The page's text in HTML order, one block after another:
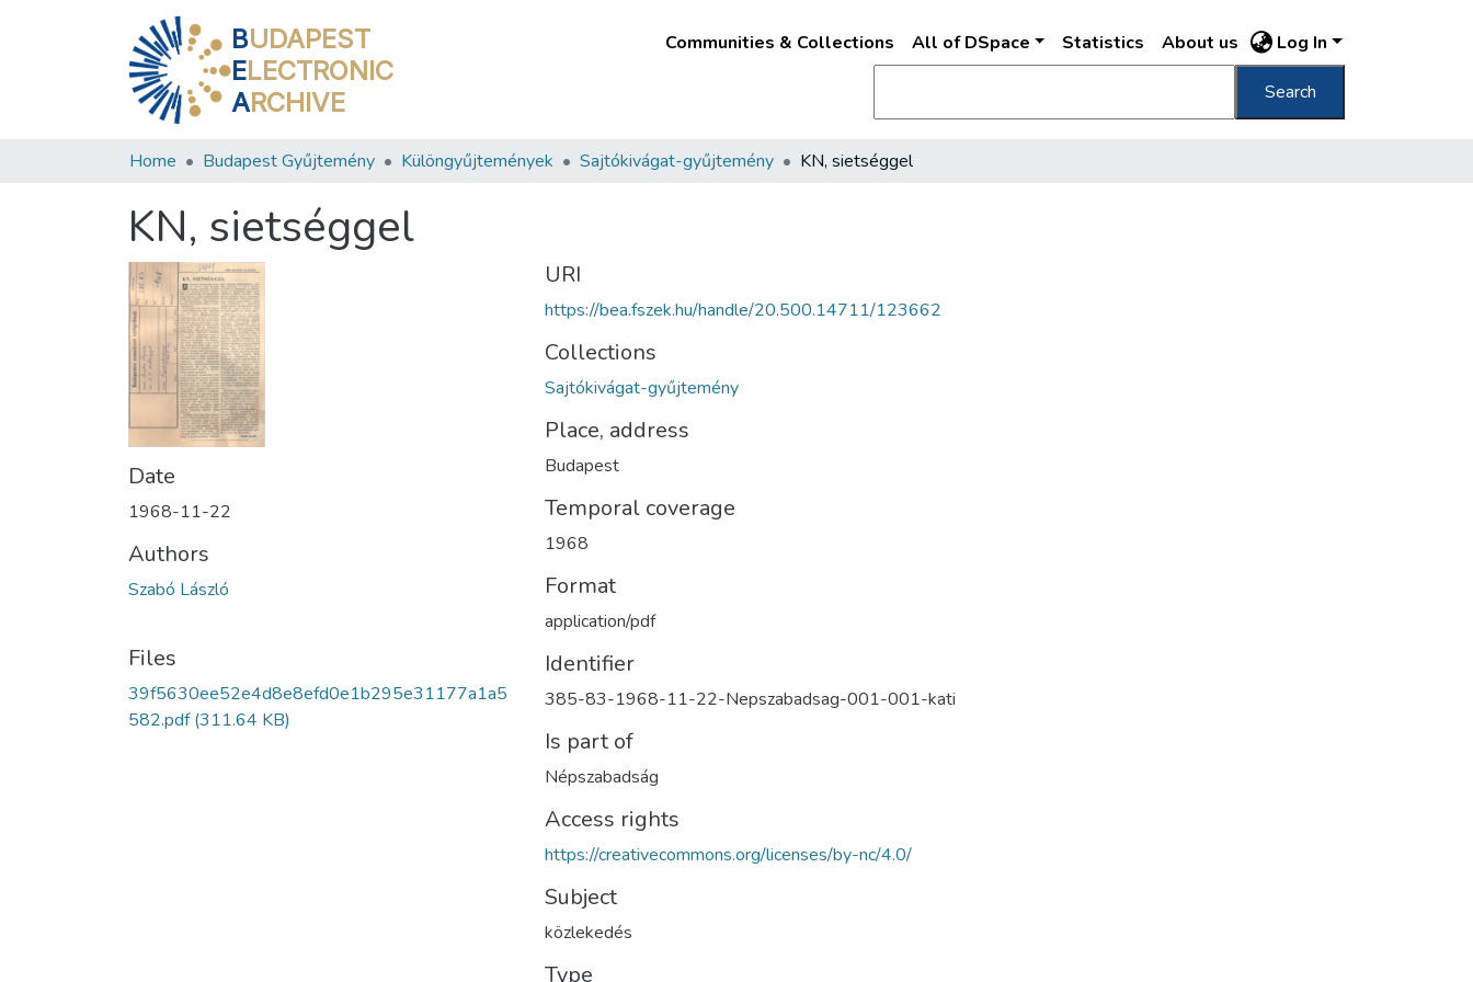
BUDAPEST
ELECTRONIC
ARCHIVE
Communities & Collections All of DSpace Statistics About us Log In
Search
Home Budapest Gyűjtemény Különgyűjtemények Sajtókivágat-gyűjtemény KN, sietséggel
KN, sietséggel
Date
1968-11-22
Authors
Szabó László
Files
39f5630ee52e4d8e8efd0e1b295e31177a1a5
582.pdf(311.64 KB)
URI
https://bea.fszek.hu/handle/20.500.14711/123662
Collections
Sajtókivágat-gyűjtemény
Place, address
Budapest
Temporal coverage
1968
Format
application/pdf
Identifier
385-83-1968-11-22-Nepszabadsag-001-001-kati
Is part of
Népszabadság
Access rights
https://creativecommons.org/licenses/by-nc/4.0/
Subject
közlekedés
Type